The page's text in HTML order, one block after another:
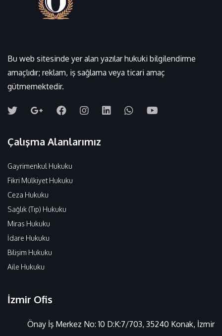
Bu web sitesinde yer alan yazılar hukuki bilgilendirme
amaçlıdır; reklam, iş sağlama veya ticari amaç
gütmemektedir.
Çalışma Alanlarımız
Gayrimenkul Hukuku
Fikri Mülkiyet Hukuku
Ceza Hukuku
Sağlık (Tıp) Hukuku
Miras Hukuku
İdare Hukuku
Bilişim Hukuku
Aile Hukuku
İzmir Ofis
Önay İş Merkez No: 10 D:K:7/703, 35240 Konak, İzmir